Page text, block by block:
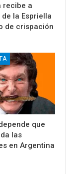
recibe a
la Espriella
de crispación
que
las
en Argentina